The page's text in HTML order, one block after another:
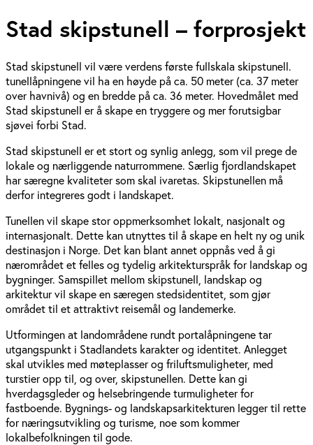
Stad skipstunell – forprosjekt
Stad skipstunell vil være verdens første fullskala skipstunell.
tunellåpningene vil ha en høyde på ca. 50 meter (ca. 37 meter
over havnivå) og en bredde på ca. 36 meter. Hovedmålet med
Stad skipstunell er å skape en tryggere og mer forutsigbar
sjøvei forbi Stad.
Stad skipstunell er et stort og synlig anlegg, som vil prege de
lokale og nærliggende naturrommene. Særlig fjordlandskapet
har særegne kvali­teter som skal ivaretas. Skipstunellen må
derfor integreres godt i landskapet.
Tunellen vil skape stor oppmerksomhet lokalt, nasjonalt og
internasjonalt. Dette kan utnyttes til å skape en helt ny og unik
destinasjon i Norge. Det kan blant annet oppnås ved å gi
nærområdet et felles og tydelig arkitekturspråk for landskap og
bygninger. Samspillet mellom skipstunell, landskap og
arkitektur vil skape en særegen stedsidentitet, som gjør
området til et attraktivt reisemål og landemerke.
Utformingen at landområdene rundt portalåpningene tar
utgangspunkt i Stadlandets karakter og identitet. Anlegget
skal utvikles med møteplasser og friluftsmuligheter, med
turstier opp til, og over, skipstunellen. Dette kan gi
hverdagsgleder og helsebringende turmuligheter for
fastboende. Bygnings- og landskaps­arkitekturen legger til rette
for næringsutvikling og turisme, noe som kommer
lokalbefolkningen til gode.